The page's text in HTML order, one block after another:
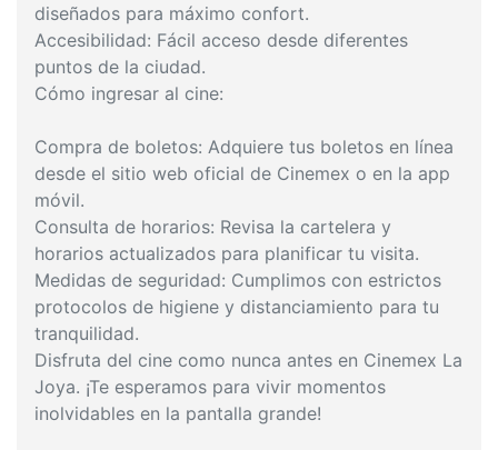
diseñados para máximo confort.
Accesibilidad: Fácil acceso desde diferentes
puntos de la ciudad.
Cómo ingresar al cine:
Compra de boletos: Adquiere tus boletos en línea
desde el sitio web oficial de Cinemex o en la app
móvil.
Consulta de horarios: Revisa la cartelera y
horarios actualizados para planificar tu visita.
Medidas de seguridad: Cumplimos con estrictos
protocolos de higiene y distanciamiento para tu
tranquilidad.
Disfruta del cine como nunca antes en Cinemex La
Joya. ¡Te esperamos para vivir momentos
inolvidables en la pantalla grande!